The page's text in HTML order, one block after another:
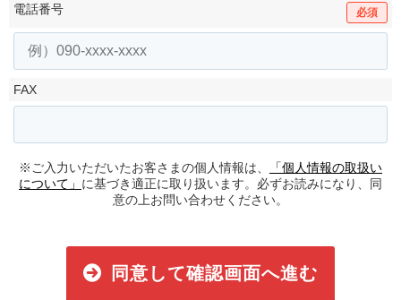
電話番号 必須
FAX
※ご入力いただいたお客さまの個人情報は、
「個人情報の取扱い
について」 に基づき適正に取り扱います。必ずお読みになり、同
意の上お問い合わせください。
同意して確認画面へ進む